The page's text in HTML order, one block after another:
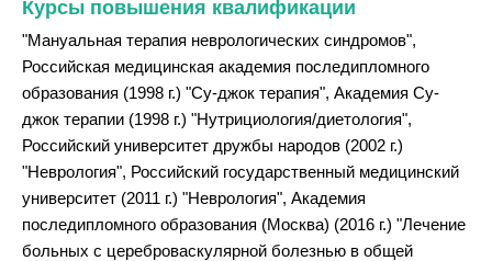
Курсы повышения квалификации
"Мануальная терапия неврологических синдромов",
Российская медицинская академия последипломного
образования (1998 г.) "Су-джок терапия", Академия Су-
джок терапии (1998 г.) "Нутрициология/диетология",
Российский университет дружбы народов (2002 г.)
"Неврология", Российский государственный медицинский
университет (2011 г.) "Неврология", Академия
последипломного образования (Москва) (2016 г.) "Лечение
больных с цереброваскулярной болезнью в общей